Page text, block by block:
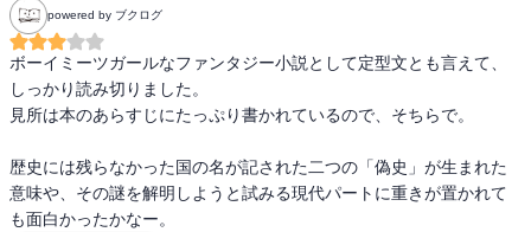
powered by ブクログ
ボーイミーツガールなファンタジー小説として定型文とも言えて、
しっかり読み切りました。
見所は本のあらすじにたっぷり書かれているので、そちらで。
歴史には残らなかった国の名が記された二つの「偽史」が生まれた
意味や、その謎を解明しようと試みる現代パートに重きが置かれて
も面白かったかなー。